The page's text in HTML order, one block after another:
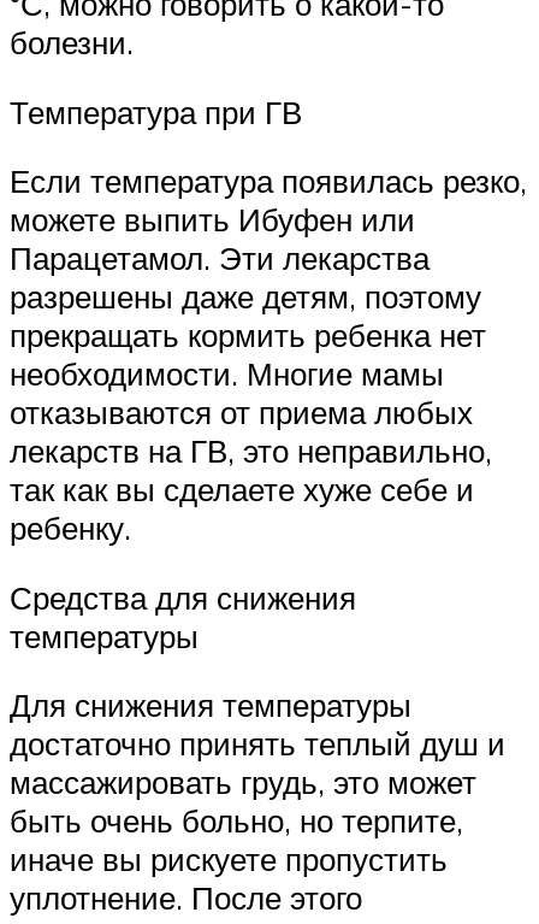
болезни.
Температура при ГВ
Если температура появилась резко,
можете выпить Ибуфен или
Парацетамол. Эти лекарства
разрешены даже детям, поэтому
прекращать кормить ребенка нет
необходимости. Многие мамы
отказываются от приема любых
лекарств на ГВ, это неправильно,
так как вы сделаете хуже себе и
ребенку.
Средства для снижения
температуры
Для снижения температуры
достаточно принять теплый душ и
массажировать грудь, это может
быть очень больно, но терпите,
иначе вы рискуете пропустить
уплотнение. После этого